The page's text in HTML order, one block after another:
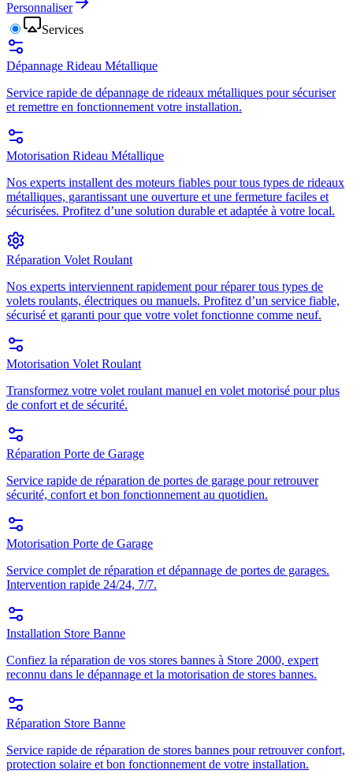
Personnaliser
Services
Dépannage Rideau Métallique
Service rapide de dépannage de rideaux métalliques pour sécuriser
et remettre en fonctionnement votre installation.
Motorisation Rideau Métallique
Nos experts installent des moteurs fiables pour tous types de rideaux
métalliques, garantissant une ouverture et une fermeture faciles et
sécurisées. Profitez d’une solution durable et adaptée à votre local.
Réparation Volet Roulant
Nos experts interviennent rapidement pour réparer tous types de
volets roulants, électriques ou manuels. Profitez d’un service fiable,
sécurisé et garanti pour que votre volet fonctionne comme neuf.
Motorisation Volet Roulant
Transformez votre volet roulant manuel en volet motorisé pour plus
de confort et de sécurité.
Réparation Porte de Garage
Service rapide de réparation de portes de garage pour retrouver
sécurité, confort et bon fonctionnement au quotidien.
Motorisation Porte de Garage
Service complet de réparation et dépannage de portes de garages.
Intervention rapide 24/24, 7/7.
Installation Store Banne
Confiez la réparation de vos stores bannes à Store 2000, expert
reconnu dans le dépannage et la motorisation de stores bannes.
Réparation Store Banne
Service rapide de réparation de stores bannes pour retrouver confort,
protection solaire et bon fonctionnement de votre installation.